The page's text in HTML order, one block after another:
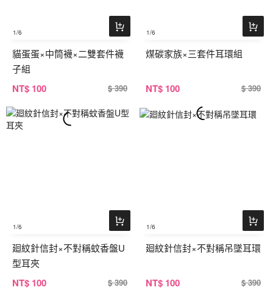
1/6
貓蛋蛋×中筒襪×二雙套件襪
子組
NT$ 100 $ 390
1/6
煤碳家族×三套件耳環組
NT$ 100 $ 390
1/6
廻紋針信封×不對稱蚊香盤U
型耳夾
NT$ 100 $ 390
1/6
廻紋針信封×不對稱吊墜耳環
NT$ 100 $ 390